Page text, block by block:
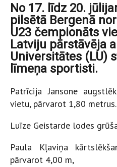
No 17. līdz 20.
pilsētā Bergenā
U23 čempionāts
Latviju pārstāvēja
Universitātes (LU)
līmeņa sportisti.
Patrīcija Jansone
vietu, pārvarot 1,80 metrus.
Luīze Geistarde lodes
Paula Kļaviņa
pārvarot 4,00 m,